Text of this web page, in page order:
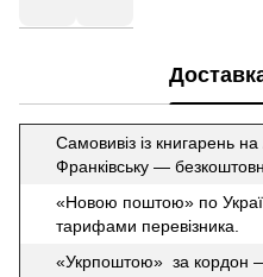
Самовивіз із книгарень
Франківську —
«Новою поштою» по
тарифами перевізника.
«Укрпоштою» за кордон